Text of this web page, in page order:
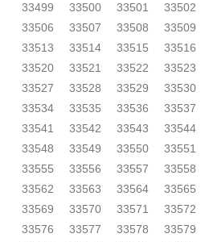
33499
33500 33501 33502
33506
33507 33508 33509
33513
33514 33515 33516
33520
33521 33522 33523
33527
33528 33529 33530
33534
33535 33536 33537
33541
33542 33543 33544
33548
33549 33550 33551
33555
33556 33557 33558
33562
33563 33564 33565
33569
33570 33571 33572
33576
33577 33578 33579